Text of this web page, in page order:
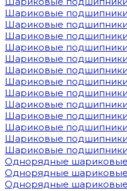
Шариковые подшипники
Шариковые подшипники
Шариковые подшипники
Шариковые подшипники
Шариковые подшипники
Шариковые подшипники
Шариковые подшипники
Шариковые подшипники
Шариковые подшипники
Шариковые подшипники
Шариковые подшипники
Шариковые подшипники
Шариковые подшипники
Однорядные
Однорядные
Однорядные